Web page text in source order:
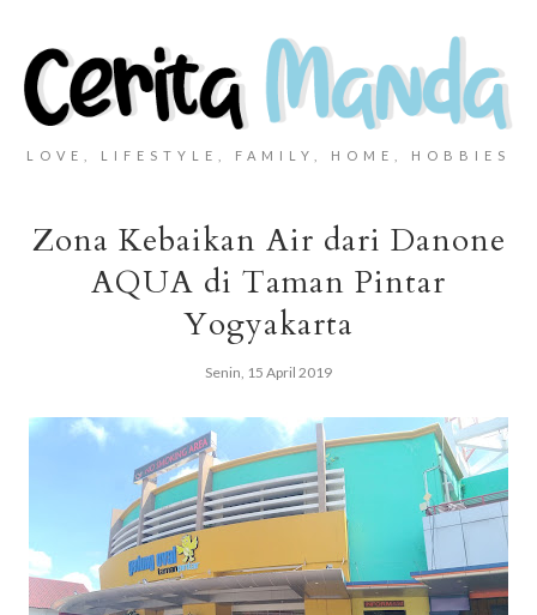
LOVE, LIFESTYLE, FAMILY, HOME, HOBBIES
Zona Kebaikan Air dari Danone
AQUA di Taman Pintar
Yogyakarta
Senin, 15 April 2019